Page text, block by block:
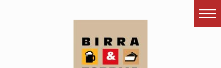
¿Esto que es pués?